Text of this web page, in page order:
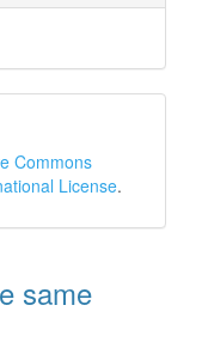
Commons
License.
same